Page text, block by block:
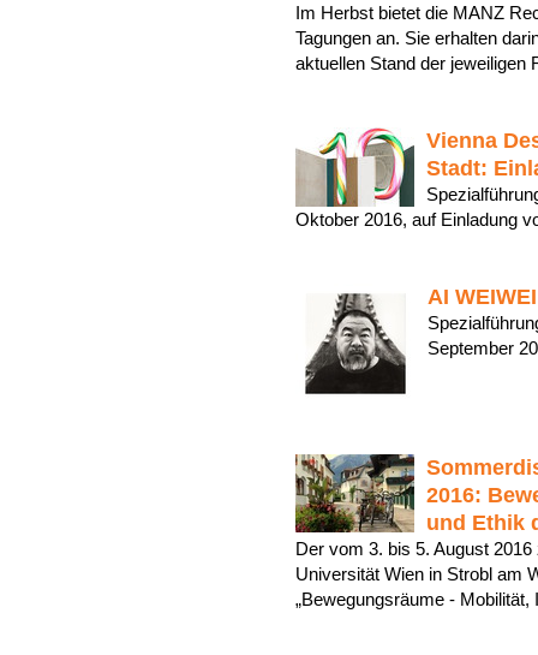
Im Herbst bietet die MANZ
Tagungen an. Sie erhalten
aktuellen Stand der
Vienna
Stadt:
Oktober 2016, auf Einladung
AI
September
2016:
und Ethik
Der vom 3. bis 5. August
Universität Wien in Strobl am
„Bewegungsräume -